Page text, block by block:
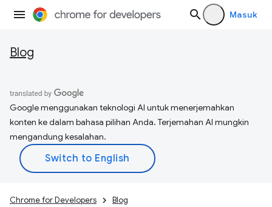
Masuk
Blog
Google menggunakan teknologi AI untuk menerjemahkan
konten ke dalam bahasa pilihan Anda. Terjemahan AI mungkin
mengandung kesalahan.
Chrome for Developers Blog